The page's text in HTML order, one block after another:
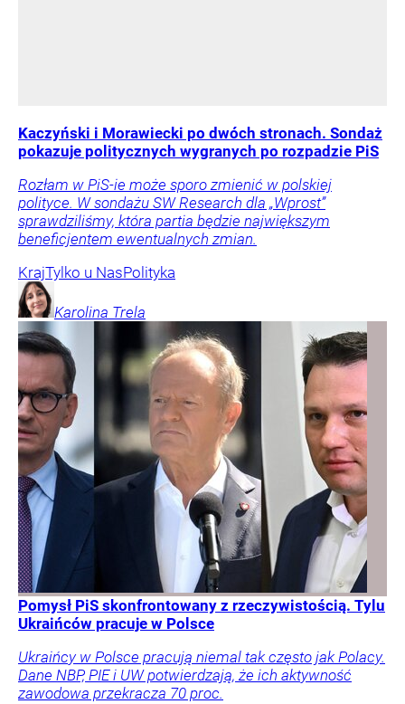
Kaczyński i Morawiecki po dwóch stronach. Sondaż
pokazuje politycznych wygranych po rozpadzie PiS
Rozłam w PiS-ie może sporo zmienić w polskiej
polityce. W sondażu SW Research dla „Wprost”
sprawdziliśmy, która partia będzie największym
beneficjentem ewentualnych zmian.
KrajTylko u NasPolityka
Karolina Trela
Pomysł PiS skonfrontowany z rzeczywistością. Tylu
Ukraińców pracuje w Polsce
Ukraińcy w Polsce pracują niemal tak często jak Polacy.
Dane NBP, PIE i UW potwierdzają, że ich aktywność
zawodowa przekracza 70 proc.